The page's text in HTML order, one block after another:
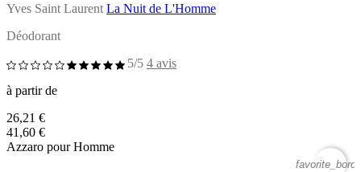
Yves Saint Laurent La Nuit de L'Homme
Déodorant
5/5 4 avis
à partir de
26,21 €
41,60 €
Azzaro pour Homme